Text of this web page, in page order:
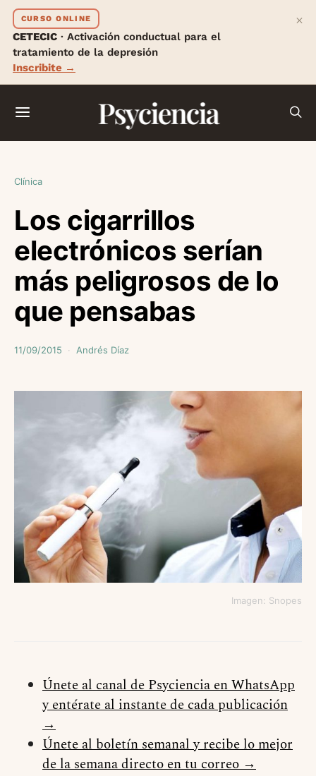
CURSO ONLINE
CETECIC · Activación conductual para el
tratamiento de la depresión
Inscribite →
×
Psyciencia
Clínica
Los cigarrillos
electrónicos serían
más peligrosos de lo
que pensabas
11/09/2015 Andrés Díaz
Imagen: Snopes
Únete al canal de Psyciencia en WhatsApp
y entérate al instante de cada publicación
→
Únete al boletín semanal y recibe lo mejor
de la semana directo en tu correo →